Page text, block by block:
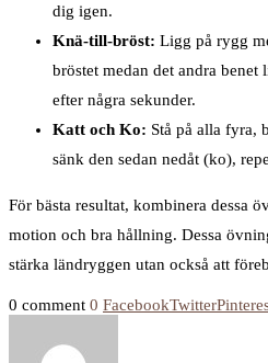
dig igen.
Knä-till-bröst: Ligg på rygg
bröstet medan det andra
efter några sekunder.
Katt och Ko: Stå på alla fyra,
sänk den sedan nedåt (ko),
För bästa resultat, kombinera dessa
motion och bra hållning. Dessa
stärka ländryggen utan också att
0 comment 0 FacebookTwitter